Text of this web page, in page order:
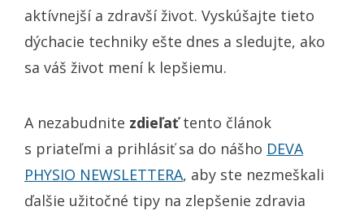
aktívnejší a zdravší život. Vyskúšajte tieto
dýchacie techniky ešte dnes a sledujte, ako
sa váš život mení k lepšiemu.
A nezabudnite zdieľaťtento článok
s priateľmi a prihlásiť sa do nášho DEVA
PHYSIO NEWSLETTERA, aby ste nezmeškali
ďalšie užitočné tipy na zlepšenie zdravia